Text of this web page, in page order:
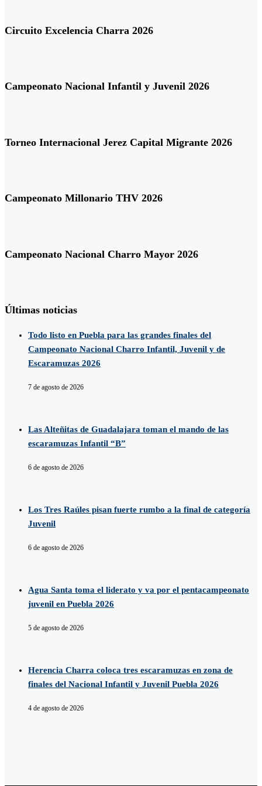
Circuito Excelencia Charra 2026
Campeonato Nacional Infantil y Juvenil 2026
Torneo Internacional Jerez Capital Migrante 2026
Campeonato Millonario THV 2026
Campeonato Nacional Charro Mayor 2026
Últimas noticias
Todo listo en Puebla para las grandes finales del
Campeonato Nacional Charro Infantil, Juvenil y de
Escaramuzas 2026
7 de agosto de 2026
Las Alteñitas de Guadalajara toman el mando de las
escaramuzas Infantil “B”
6 de agosto de 2026
Los Tres Raúles pisan fuerte rumbo a la final de categoría
Juvenil
6 de agosto de 2026
Agua Santa toma el liderato y va por el pentacampeonato
juvenil en Puebla 2026
5 de agosto de 2026
Herencia Charra coloca tres escaramuzas en zona de
finales del Nacional Infantil y Juvenil Puebla 2026
4 de agosto de 2026